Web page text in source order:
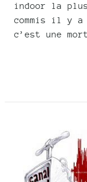
indoor la plus
commis il y
c’est une